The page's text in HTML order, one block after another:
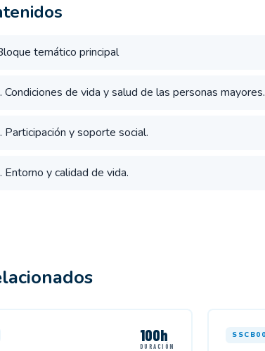
temático principal
Condiciones de vida y salud de las personas mayores.
Participación y soporte social.
Entorno y calidad de vida.
100h
DURACIÓN